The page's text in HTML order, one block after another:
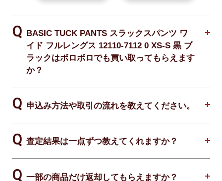
BASIC TUCK PANTS スラックスパンツ ワ
イド フルレングス 12110-7112 0 XS-S 黒 ブ
ラックはボロボロでも買い取ってもらえます
か？
申込み方法や取引の流れを教えてください。
査定結果は一点ずつ教えてくれますか？
一部の商品だけ返却してもらえますか？